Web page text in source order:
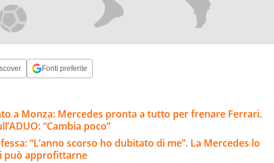
Fonti preferite
a Monza: Mercedes pronta a tutto per frenare Ferrari.
“Cambia poco”
“L’anno scorso ho dubitato di me”. La Mercedes lo
può approfittarne